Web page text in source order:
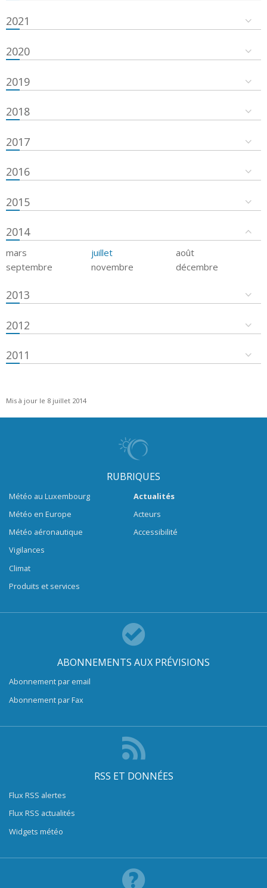
2021
2020
2019
2018
2017
2016
2015
2014
mars juillet
août
septembre
novembre décembre
2013
2012
2011
Mis à jour le 8 juillet 2014
RUBRIQUES
Météo au Luxembourg
Météo en Europe
Météo aéronautique
Vigilances
Climat
Produits et services
Actualités
Acteurs
Accessibilité
ABONNEMENTS AUX PRÉVISIONS
Abonnement par email
Abonnement par Fax
RSS ET DONNÉES
Flux RSS alertes
Flux RSS actualités
Widgets météo